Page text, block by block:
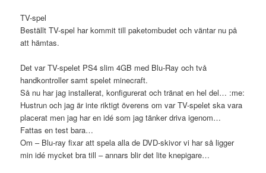
TV-spel
Beställt TV-spel har kommit till paketombudet och väntar nu på
att hämtas.
Det var TV-spelet PS4 slim 4GB med Blu-Ray och två
handkontroller samt spelet minecraft.
Så nu har jag installerat, konfigurerat och tränat en hel del… :me:
Hustrun och jag är inte riktigt överens om var TV-spelet ska vara
placerat men jag har en idé som jag tänker driva igenom…
Fattas en test bara…
Om – Blu-ray fixar att spela alla de DVD-skivor vi har så ligger
min idé mycket bra till – annars blir det lite knepigare…